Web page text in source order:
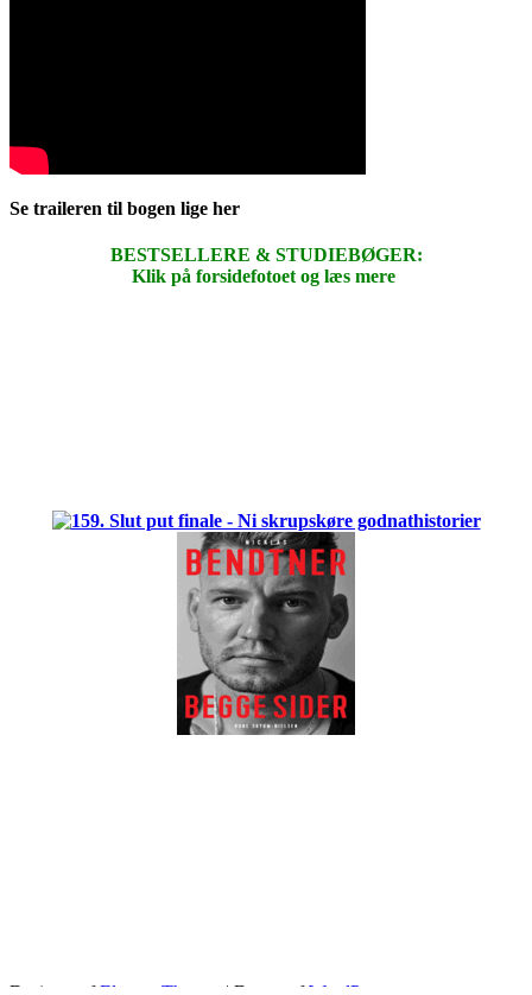
Se traileren til bogen lige her
BESTSELLERE & STUDIEBØGER:
Klik på forsidefotoet og læs mere